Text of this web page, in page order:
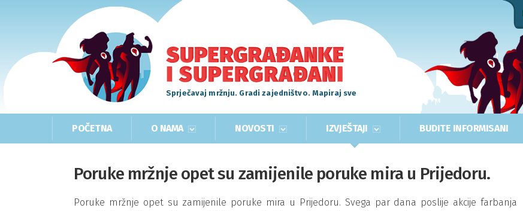
Sprječavaj mržnju. Gradi zajedništvo. Mapiraj sve
POČETNA O NAMA NOVOSTI IZVJEŠTAJI BUDITE INFORMISANI
Poruke mržnje opet su zamijenile poruke mira u Prijedoru.
Poruke mržnje opet su zamijenile poruke mira u Prijedoru. Svega par dana poslije akcije farbanja